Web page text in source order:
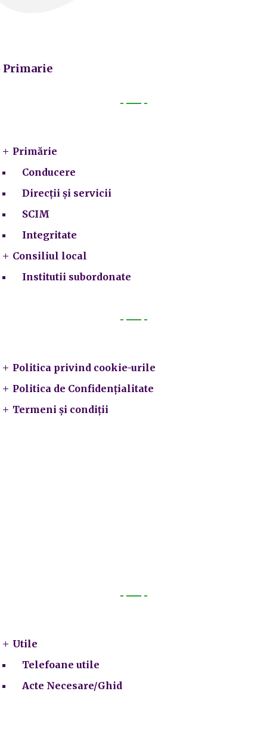
Primarie
Primărie
Conducere
Direcții și servicii
SCIM
Integritate
Consiliul local
Institutii subordonate
Politica privind cookie-urile
Politica de Confidențialitate
Termeni și condiții
Utile
Telefoane utile
Acte Necesare/Ghid